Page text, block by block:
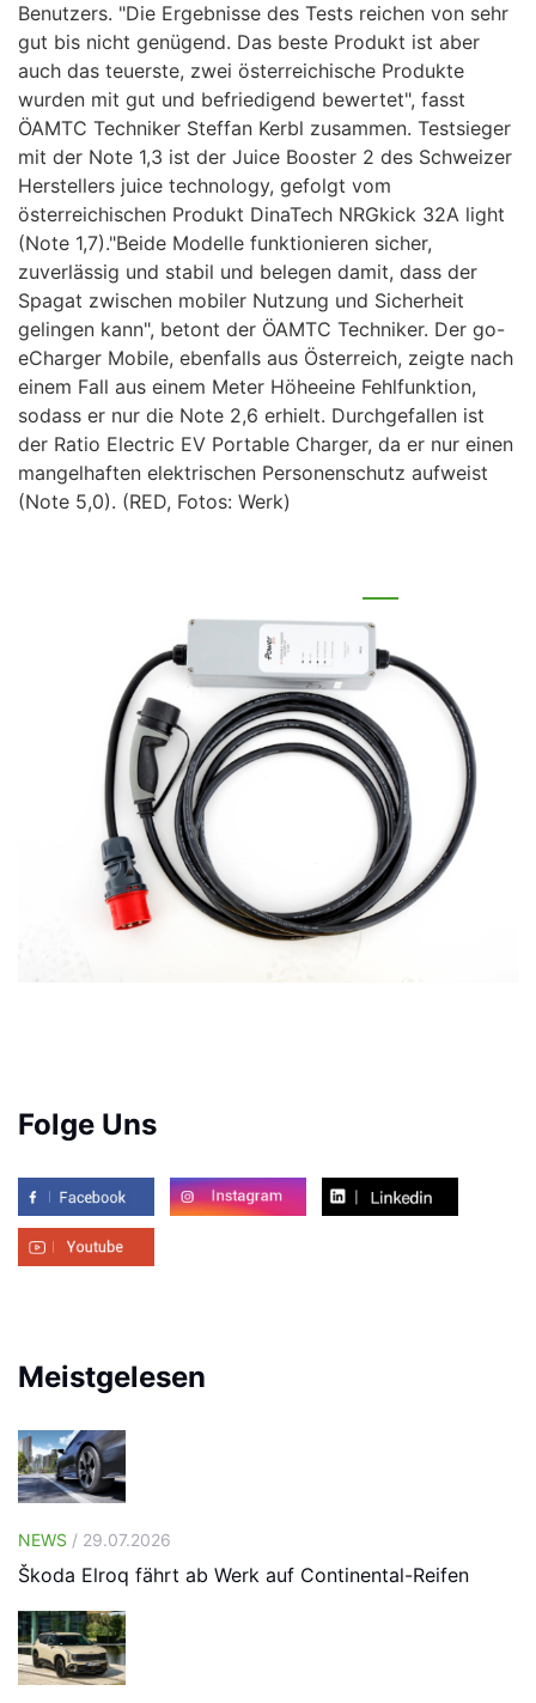
Benutzers. "Die Ergebnisse des Tests reichen von sehr
gut bis nicht genügend. Das beste Produkt ist aber
auch das teuerste, zwei österreichische Produkte
wurden mit gut und befriedigend bewertet", fasst
ÖAMTC Techniker Steffan Kerbl zusammen. Testsieger
mit der Note 1,3 ist der Juice Booster 2 des Schweizer
Herstellers juice technology, gefolgt vom
österreichischen Produkt DinaTech NRGkick 32A light
(Note 1,7)."Beide Modelle funktionieren sicher,
zuverlässig und stabil und belegen damit, dass der
Spagat zwischen mobiler Nutzung und Sicherheit
gelingen kann", betont der ÖAMTC Techniker. Der go-
eCharger Mobile, ebenfalls aus Österreich, zeigte nach
einem Fall aus einem Meter Höheeine Fehlfunktion,
sodass er nur die Note 2,6 erhielt. Durchgefallen ist
der Ratio Electric EV Portable Charger, da er nur einen
mangelhaften elektrischen Personenschutz aufweist
(Note 5,0). (RED, Fotos: Werk)
Folge Uns
Meistgelesen
NEWS / 29.07.2026
Škoda Elroq fährt ab Werk auf Continental-Reifen